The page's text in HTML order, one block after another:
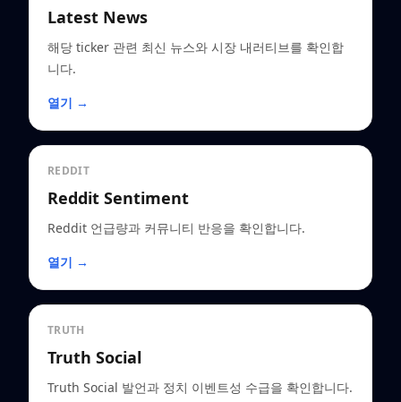
Latest News
해당 ticker 관련 최신 뉴스와 시장 내러티브를 확인합
니다.
열기 →
REDDIT
Reddit Sentiment
Reddit 언급량과 커뮤니티 반응을 확인합니다.
열기 →
TRUTH
Truth Social
Truth Social 발언과 정치 이벤트성 수급을 확인합니다.